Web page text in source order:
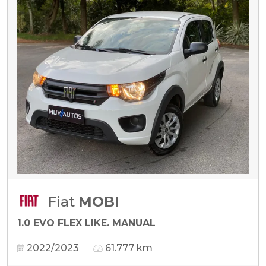
Fiat MOBI
1.0 EVO FLEX LIKE. MANUAL
2022/2023 61.777 km